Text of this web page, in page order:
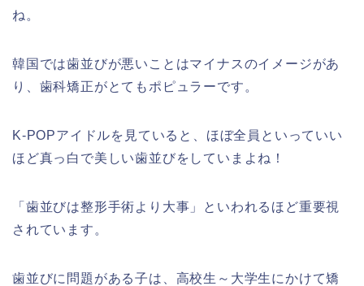
ね。
韓国では歯並びが悪いことはマイナスのイメージがあ
り、歯科矯正がとてもポピュラーです。
K-POPアイドルを見ていると、ほぼ全員といっていい
ほど真っ白で美しい歯並びをしていまよね！
「歯並びは整形手術より大事」といわれるほど重要視
されています。
歯並びに問題がある子は、高校生～大学生にかけて矯